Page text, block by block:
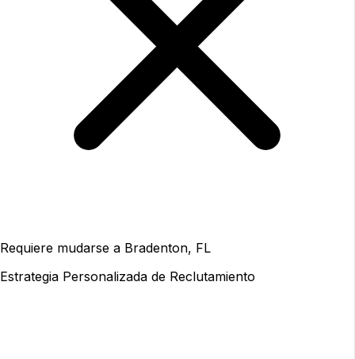
Requiere mudarse a Bradenton, FL
Estrategia Personalizada de Reclutamiento